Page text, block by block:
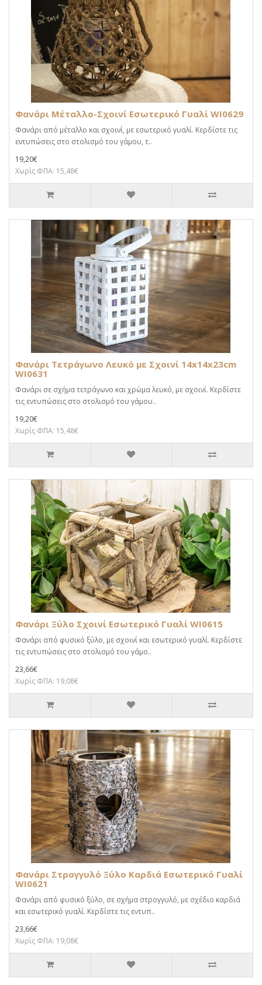
Φανάρι Μέταλλο-Σχοινί Εσωτερικό Γυαλί WI0629
Φανάρι από μέταλλο και σχοινί, με εσωτερικό γυαλί. Κερδίστε τις
εντυπώσεις στο στολισμό του γάμου, τ..
19,20€
Χωρίς ΦΠΑ: 15,48€
Φανάρι Τετράγωνο Λευκό με Σχοινί 14x14x23cm
WI0631
Φανάρι σε σχήμα τετράγωνο και χρώμα λευκό, με σχοινί. Κερδίστε
τις εντυπώσεις στο στολισμό του γάμου..
19,20€
Χωρίς ΦΠΑ: 15,48€
Φανάρι Ξύλο Σχοινί Εσωτερικό Γυαλί WI0615
Φανάρι από φυσικό ξύλο, με σχοινί και εσωτερικό γυαλί. Κερδίστε
τις εντυπώσεις στο στολισμό του γάμο..
23,66€
Χωρίς ΦΠΑ: 19,08€
Φανάρι Στρογγυλό Ξύλο Καρδιά Εσωτερικό Γυαλί
WI0621
Φανάρι από φυσικό ξύλο, σε σχήμα στρογγυλό, με σχέδιο καρδιά
και εσωτερικό γυαλί. Κερδίστε τις εντυπ..
23,66€
Χωρίς ΦΠΑ: 19,08€